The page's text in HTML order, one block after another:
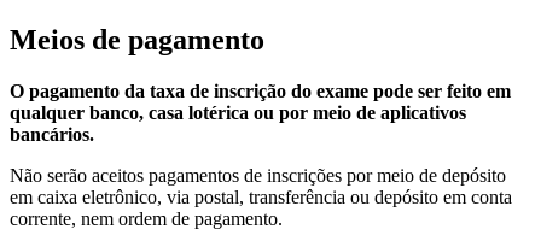
Meios de pagamento
O pagamento da taxa de inscrição do exame pode ser feito em
qualquer banco, casa lotérica ou por meio de aplicativos
bancários.
Não serão aceitos pagamentos de inscrições por meio de depósito
em caixa eletrônico, via postal, transferência ou depósito em conta
corrente, nem ordem de pagamento.